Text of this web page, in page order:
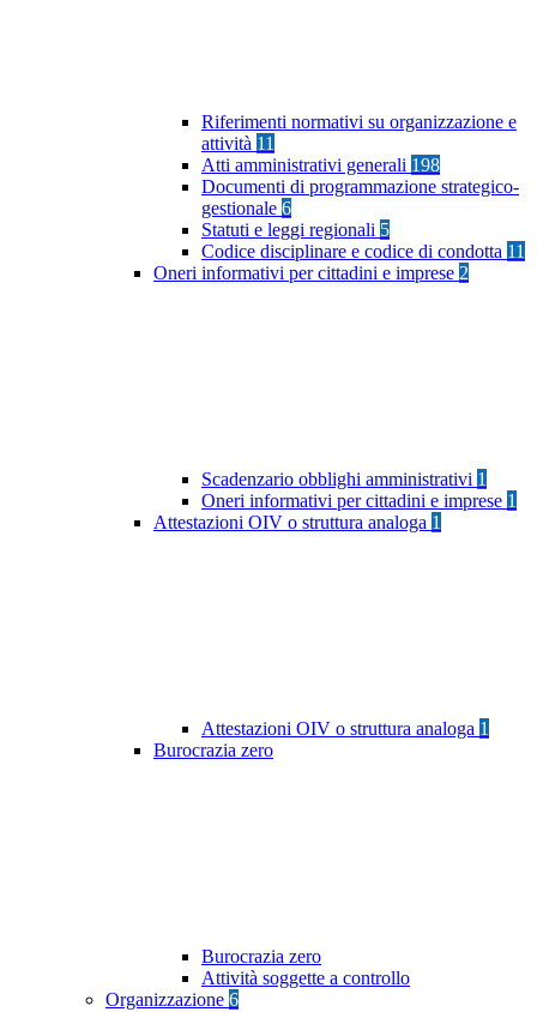
Riferimenti normativi su organizzazione e
attività 11
Atti amministrativi generali 198
Documenti di programmazione strategico-
gestionale 6
Statuti e leggi regionali 5
Codice disciplinare e codice di condotta 11
Oneri informativi per cittadini e imprese 2
Scadenzario obblighi amministrativi 1
Oneri informativi per cittadini e imprese 1
Attestazioni OIV o struttura analoga 1
Attestazioni OIV o struttura analoga 1
Burocrazia zero
Burocrazia zero
Attività soggette a controllo
Organizzazione 6